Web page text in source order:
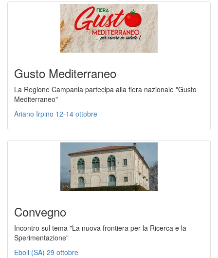
Gusto Mediterraneo
La Regione Campania partecipa alla fiera nazionale "Gusto
Mediterraneo"
Ariano Irpino 12-14 ottobre
Convegno
Incontro sul tema "La nuova frontiera per la Ricerca e la
Sperimentazione"
Eboli (SA) 29 ottobre